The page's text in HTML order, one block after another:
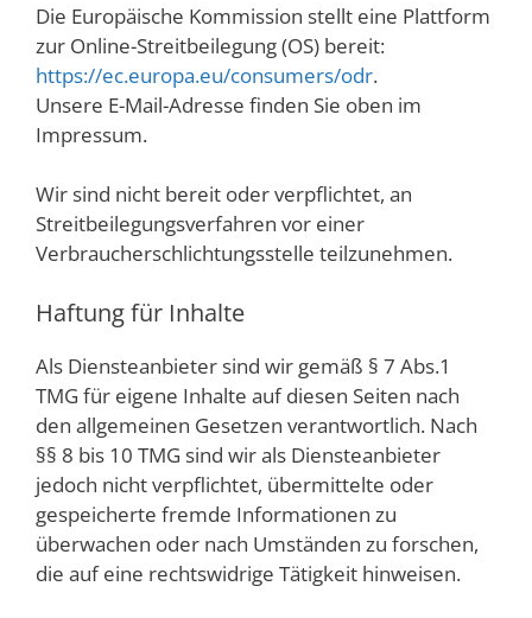
Die Europäische Kommission stellt eine Plattform
zur Online-Streitbeilegung (OS) bereit:
https://ec.europa.eu/consumers/odr.
Unsere E-Mail-Adresse finden Sie oben im
Impressum.
Wir sind nicht bereit oder verpflichtet, an
Streitbeilegungsverfahren vor einer
Verbraucherschlichtungsstelle teilzunehmen.
Haftung für Inhalte
Als Diensteanbieter sind wir gemäß § 7 Abs.1
TMG für eigene Inhalte auf diesen Seiten nach
den allgemeinen Gesetzen verantwortlich. Nach
§§ 8 bis 10 TMG sind wir als Diensteanbieter
jedoch nicht verpflichtet, übermittelte oder
gespeicherte fremde Informationen zu
überwachen oder nach Umständen zu forschen,
die auf eine rechtswidrige Tätigkeit hinweisen.